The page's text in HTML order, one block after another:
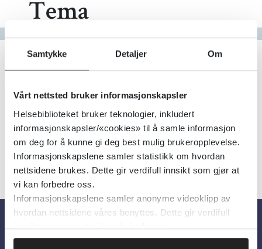
Samtykke Detaljer Om
Vårt nettsted bruker informasjonskapsler
Helsebiblioteket bruker teknologier, inkludert
informasjonskapsler/«cookies» til å samle informasjon
om deg for å kunne gi deg best mulig brukeropplevelse.
Informasjonskapslene samler statistikk om hvordan
nettsidene brukes. Dette gir verdifull innsikt som gjør at
vi kan forbedre oss.
Informasjonskapslene samler anonyme videoklipp av
hvordan nettsidene våres benyttes. Dette gir verdifull
innsikt som gjør at vi kan forbedre oss.
Tema
Gå til bokstav
Filter
« 3 »
Om oss